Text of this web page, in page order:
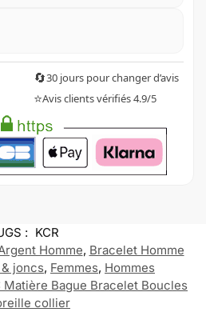
🔄30 jours pour changer d’avis
⭐Avis clients vérifiés 4.9/5
: KCR
Homme, Bracelet Homme
joncs, Femmes, Hommes
Matière Bague Bracelet Boucles
collier